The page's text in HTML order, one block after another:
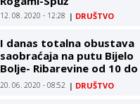
12. 08. 2020 - 12:28 | DRUŠTVO
I danas totalna obustava
saobraćaja na putu Bijelo
Bolje- Ribarevine od 10 do
13h
20. 06. 2020 - 08:52 | DRUŠTVO